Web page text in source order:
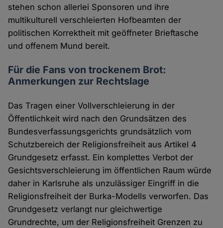
stehen schon allerlei Sponsoren und ihre
multikulturell verschleierten Hofbeamten der
politischen Korrektheit mit geöffneter Brieftasche
und offenem Mund bereit.
Für die Fans von trockenem Brot:
Anmerkungen zur Rechtslage
Das Tragen einer Vollverschleierung in der
Öffentlichkeit wird nach den Grundsätzen des
Bundesverfassungsgerichts grundsätzlich vom
Schutzbereich der Religionsfreiheit aus Artikel 4
Grundgesetz erfasst. Ein komplettes Verbot der
Gesichtsverschleierung im öffentlichen Raum würde
daher in Karlsruhe als unzulässiger Eingriff in die
Religionsfreiheit der Burka-Modells verworfen. Das
Grundgesetz verlangt nur gleichwertige
Grundrechte, um der Religionsfreiheit Grenzen zu